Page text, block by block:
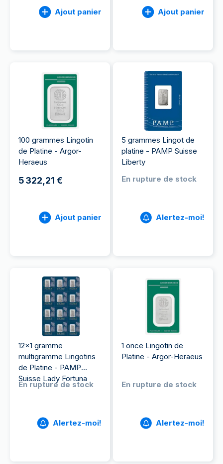
Ajout panier Ajout panier
100 grammes Lingotin
de Platine - Argor-
Heraeus
5 322,21 €
Ajout panier
5 grammes Lingot de
platine - PAMP Suisse
Liberty
En rupture de stock
Alertez-moi!
12x1 gramme
multigramme Lingotins
de Platine - PAMP
Suisse Lady Fortuna
En rupture de stock
Alertez-moi!
1 once Lingotin de
Platine - Argor-Heraeus
En rupture de stock
Alertez-moi!